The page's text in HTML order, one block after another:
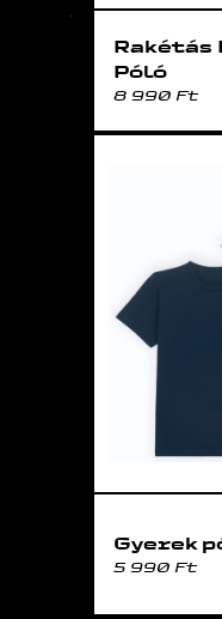
Rakétás
Póló
8 990 Ft
Gyerek
5 990 Ft